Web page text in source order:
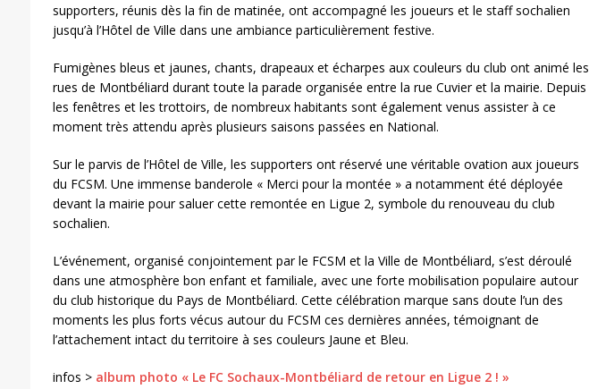
supporters, réunis dès la fin de matinée, ont accompagné les joueurs et le staff sochalien
jusqu’à l’Hôtel de Ville dans une ambiance particulièrement festive.
Fumigènes bleus et jaunes, chants, drapeaux et écharpes aux couleurs du club ont animé les
rues de Montbéliard durant toute la parade organisée entre la rue Cuvier et la mairie. Depuis
les fenêtres et les trottoirs, de nombreux habitants sont également venus assister à ce
moment très attendu après plusieurs saisons passées en National.
Sur le parvis de l’Hôtel de Ville, les supporters ont réservé une véritable ovation aux joueurs
du FCSM. Une immense banderole « Merci pour la montée » a notamment été déployée
devant la mairie pour saluer cette remontée en Ligue 2, symbole du renouveau du club
sochalien.
L’événement, organisé conjointement par le FCSM et la Ville de Montbéliard, s’est déroulé
dans une atmosphère bon enfant et familiale, avec une forte mobilisation populaire autour
du club historique du Pays de Montbéliard. Cette célébration marque sans doute l’un des
moments les plus forts vécus autour du FCSM ces dernières années, témoignant de
l’attachement intact du territoire à ses couleurs Jaune et Bleu.
infos > album photo « Le FC Sochaux-Montbéliard de retour en Ligue 2 ! »